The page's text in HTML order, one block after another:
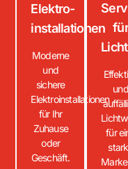
Elektro-
installationen
Moderne
und
sichere
Elektroinstallationen
für Ihr
Zuhause
oder
Geschäft.
und
für